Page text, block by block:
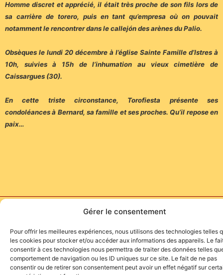
Gérer le consentement
Pour offrir les meilleures expériences, nous utilisons des technologies telles
les cookies pour stocker et/ou accéder aux informations des appareils. Le
consentir à ces technologies nous permettra de traiter des données telles
comportement de navigation ou les ID uniques sur ce site. Le fait de ne pas
consentir ou de retirer son consentement peut avoir un effet négatif sur
Homme discret et apprécié, il était très proche de son fils lors de
sa carrière de torero, puis en tant qu’empresa où on pouvait
notamment le rencontrer dans le callejón des arènes du Palio.
Obsèques le lundi 20 décembre à l’église Sainte Famille d’Istres à
10h, suivies à 15h de l’inhumation au vieux cimetière de
Caissargues (30).
En cette triste circonstance, Torofiesta présente ses
condoléances à Bernard, sa famille et ses proches. Qu’il repose en
paix…
Site de l'association TOROFIESTA